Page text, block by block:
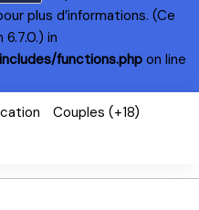
plus d’informations. (Ce
in
functions.php on line
Couples (+18)